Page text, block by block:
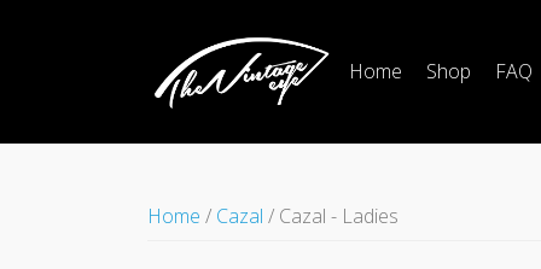
Home Shop FAQ
Home / Cazal / Cazal - Ladies